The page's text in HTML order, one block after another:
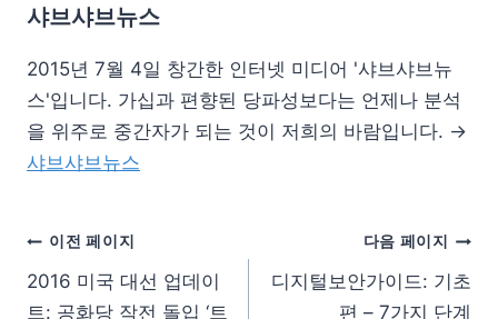
샤브샤브뉴스
2015년 7월 4일 창간한 인터넷 미디어 '샤브샤브뉴
스'입니다. 가십과 편향된 당파성보다는 언제나 분석
을 위주로 중간자가 되는 것이 저희의 바람입니다. →
샤브샤브뉴스
이전 페이지
2016 미국 대선 업데이
트: 공화당 작전 돌입 ‘트
다음 페이지
디지털보안가이드: 기초
편 – 7가지 단계